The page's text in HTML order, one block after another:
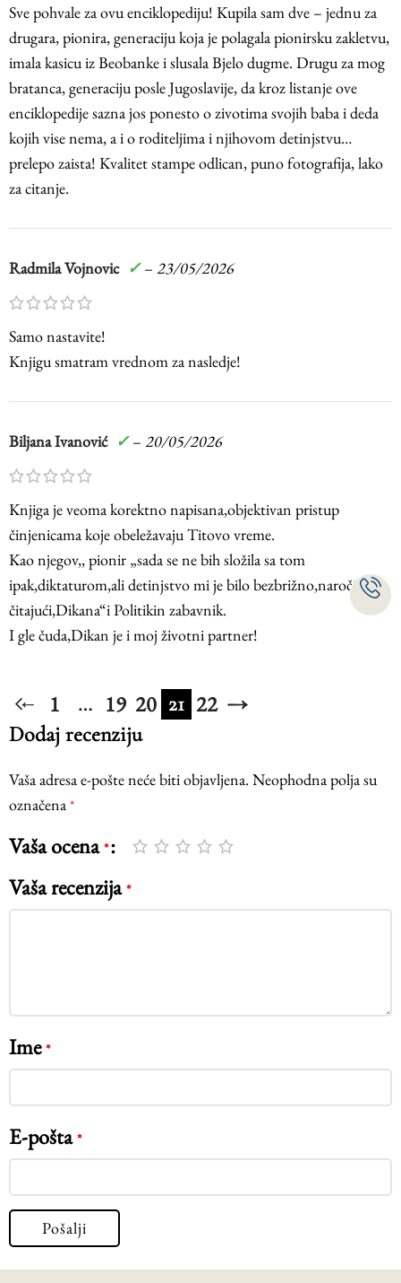
Sve pohvale za ovu enciklopediju! Kupila sam dve – jednu za
drugara, pionira, generaciju koja je polagala pionirsku zakletvu,
imala kasicu iz Beobanke i slusala Bjelo dugme. Drugu za mog
bratanca, generaciju posle Jugoslavije, da kroz listanje ove
enciklopedije sazna jos ponesto o zivotima svojih baba i deda
kojih vise nema, a i o roditeljima i njihovom detinjstvu…
prelepo zaista! Kvalitet stampe odlican, puno fotografija, lako
za citanje.
Radmila Vojnovic ✓ – 23/05/2026
Samo nastavite!
Knjigu smatram vrednom za nasledje!
Biljana Ivanović ✓ – 20/05/2026
Knjiga je veoma korektno napisana,objektivan pristup
činjenicama koje obeležavaju Titovo vreme.
Kao njegov,, pionir „sada se ne bih složila sa tom
ipak,diktaturom,ali detinjstvo mi je bilo bezbrižno,naročito
čitajući,Dikana“i Politikin zabavnik.
I gle čuda,Dikan je i moj životni partner!
← 1 … 19 20 21 22 →
Dodaj recenziju
Vaša adresa e-pošte neće biti objavljena. Neophodna polja su
označena*
Vaša ocena*
Vaša recenzija*
Ime*
E-pošta*